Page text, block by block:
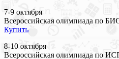
7-9 октября
Всероссийская олимпиада по
Купить
8-10 октября
Всероссийская олимпиада